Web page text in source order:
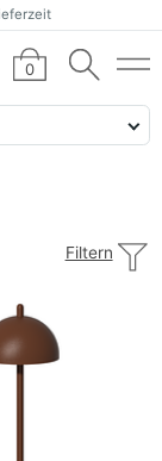
0
Filtern